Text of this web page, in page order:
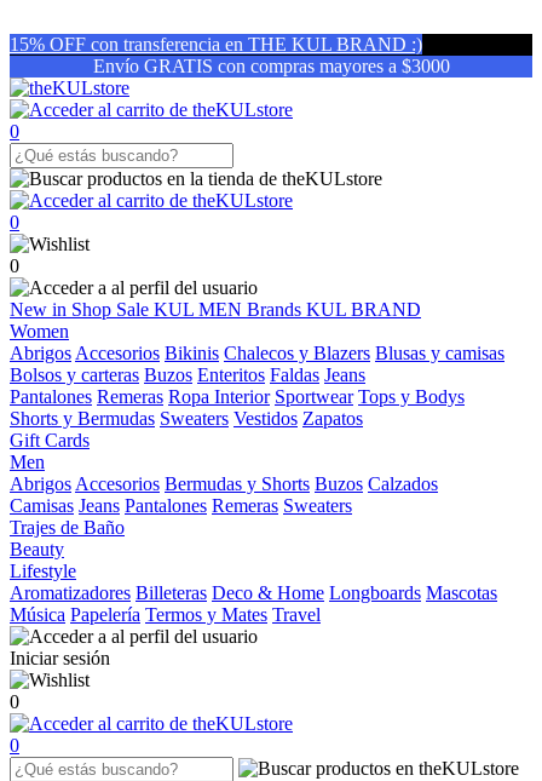
15% OFF con transferencia en THE KUL BRAND :)
Envío GRATIS con compras mayores a $3000
0
0
0
New in Shop Sale KUL MEN Brands KUL BRAND
Women
Abrigos Accesorios Bikinis Chalecos y Blazers Blusas y camisas
Bolsos y carteras Buzos Enteritos Faldas Jeans
Pantalones Remeras Ropa Interior Sportwear Tops y Bodys
Shorts y Bermudas Sweaters Vestidos Zapatos
Gift Cards
Men
Abrigos Accesorios Bermudas y Shorts Buzos Calzados
Camisas Jeans Pantalones Remeras Sweaters
Trajes de Baño
Beauty
Lifestyle
Aromatizadores Billeteras Deco & Home Longboards Mascotas
Música Papelería Termos y Mates Travel
Iniciar sesión
0
0